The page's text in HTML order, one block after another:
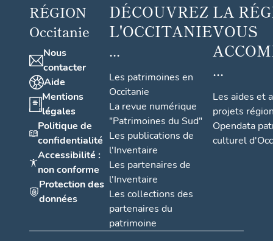
RÉGION
Occitanie
Nous
contacter
Aide
Mentions
légales
Politique de
confidentialité
Accessibilité :
non conforme
Protection des
données
DÉCOUVREZ
L'OCCITANIE
...
Les patrimoines en
Occitanie
La revue numérique
"Patrimoines du Sud"
Les publications de
l'Inventaire
Les partenaires de
l'Inventaire
Les collections des
partenaires du
patrimoine
LA
VOUS
...
Les aides et
projets
Opendata
culturel